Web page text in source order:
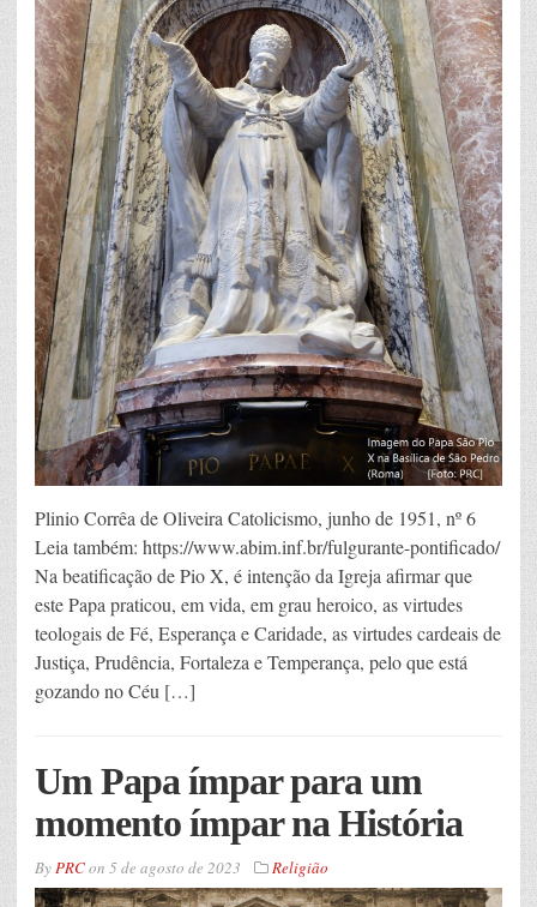
Plinio Corrêa de Oliveira Catolicismo, junho de 1951, nº 6
Leia também: https://www.abim.inf.br/fulgurante-pontificado/
Na beatificação de Pio X, é intenção da Igreja afirmar que
este Papa praticou, em vida, em grau heroico, as virtudes
teologais de Fé, Esperança e Caridade, as virtudes cardeais de
Justiça, Prudência, Fortaleza e Temperança, pelo que está
gozando no Céu […]
Um Papa ímpar para um
momento ímpar na História
By PRCon 5 de agosto de 2023 Religião